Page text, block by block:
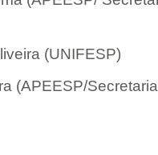
(UNIFESP)
(APEESP/